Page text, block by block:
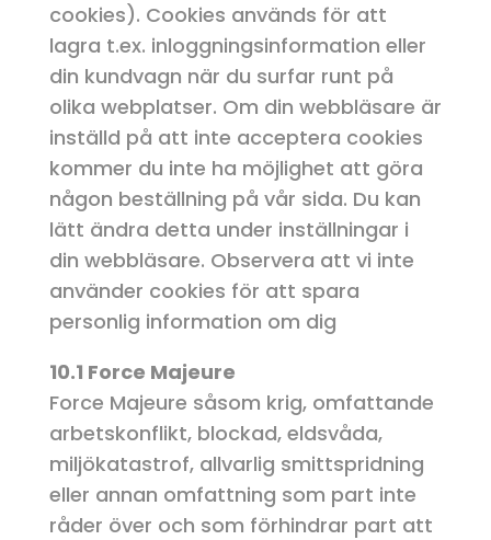
cookies). Cookies används för att
lagra t.ex. inloggningsinformation eller
din kundvagn när du surfar runt på
olika webplatser. Om din webbläsare är
inställd på att inte acceptera cookies
kommer du inte ha möjlighet att göra
någon beställning på vår sida. Du kan
lätt ändra detta under inställningar i
din webbläsare. Observera att vi inte
använder cookies för att spara
personlig information om dig
10.1 Force Majeure
Force Majeure såsom krig, omfattande
arbetskonflikt, blockad, eldsvåda,
miljökatastrof, allvarlig smittspridning
eller annan omfattning som part inte
råder över och som förhindrar part att